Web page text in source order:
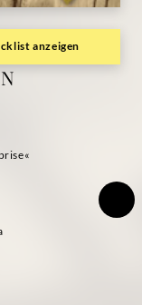
anzeigen